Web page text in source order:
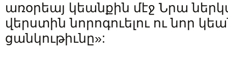
առօրեայ կեանքին մէջ Նրա
վերստին նորոգուելու ու նոր
ցանկութիւնը»: